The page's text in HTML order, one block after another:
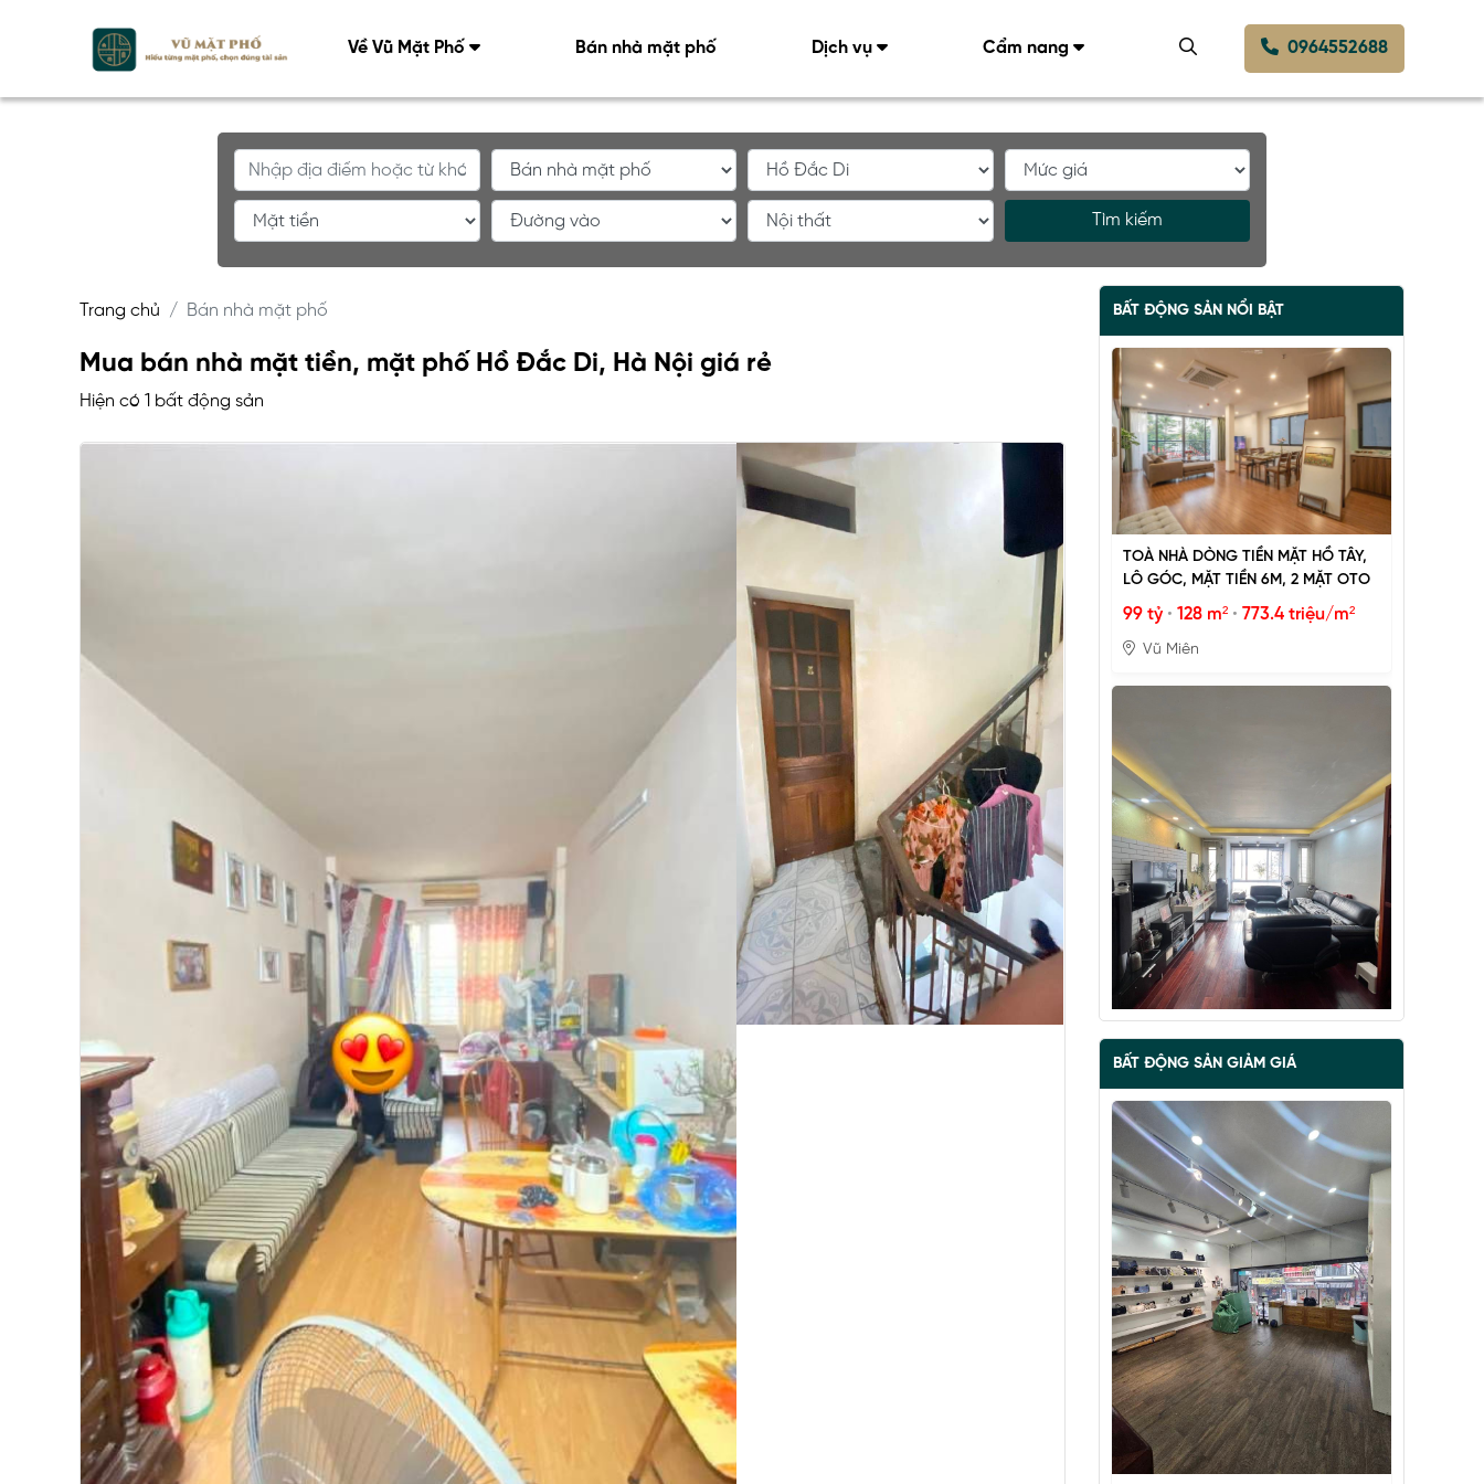
Về Vũ Mặt Phố Bán nhà mặt phố Dịch vụ Cẩm nang 0964552688
Tìm kiếm
Trang chủ Bán nhà mặt phố
Mua bán nhà mặt tiền, mặt phố Hồ Đắc Di, Hà Nội giá rẻ
Hiện có 1 bất động sản
BẤT ĐỘNG SẢN NỔI BẬT
TOÀ NHÀ DÒNG TIỀN MẶT HỒ TÂY,
LÔ GÓC, MẶT TIỀN 6M, 2 MẶT OTO
99 tỷ• 128 m² • 773.4 triệu/m²
Vũ Miên
HỒ TÂY, 2 THOÁNG, NHÀ DÂN XÂY
67 tỷ• 57 m² 1.2 tỷ/m²
Vũ Miên
BẤT ĐỘNG SẢN GIẢM GIÁ